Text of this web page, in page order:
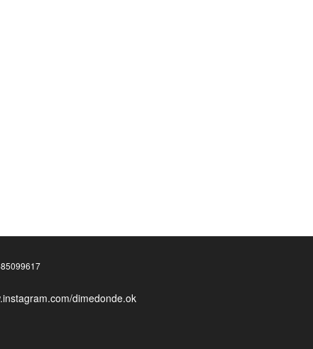
dimedonde.ok